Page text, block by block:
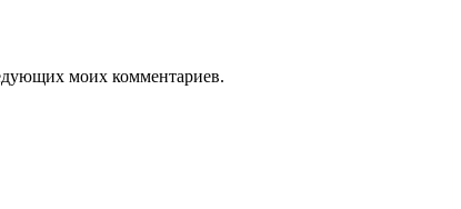
моих комментариев.